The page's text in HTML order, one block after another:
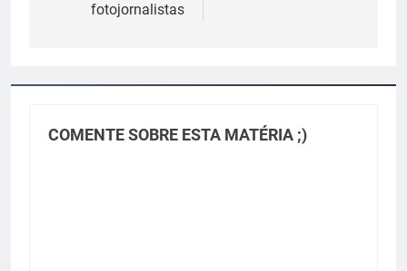
fotojornalistas
COMENTE SOBRE ESTA MATÉRIA ;)